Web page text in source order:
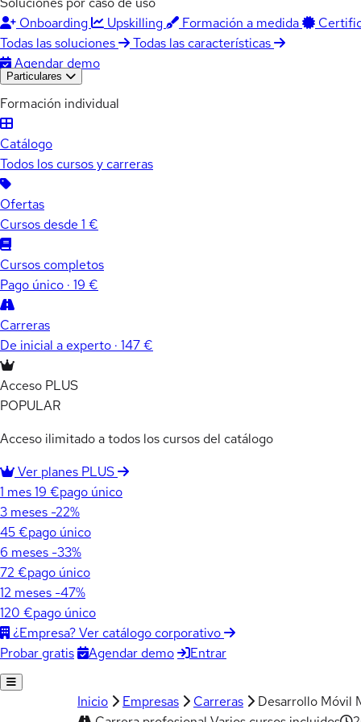
Onboarding
Upskilling Formación a medida
Todas las soluciones
Todas las características
Agendar demo
Particulares
Formación individual
Catálogo
Todos los cursos y carreras
Ofertas
Cursos desde 1 €
Cursos completos
Pago único · 19 €
Carreras
De inicial a experto · 147 €
Acceso PLUS
POPULAR
Acceso ilimitado a todos los cursos del catálogo
Ver planes PLUS
1 mes19 €pago único
3 meses -22%
45 €pago único
6 meses -33%
72 €pago único
12 meses -47%
120 €pago único
¿Empresa? Ver catálogo corporativo
Probar gratis
Agendar demo Entrar
Inicio Empresas Carreras
Desarrollo Móvil